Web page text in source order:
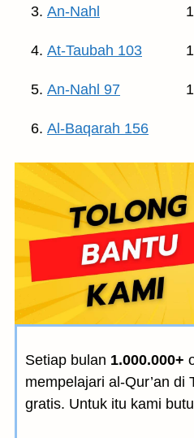
An-Nahl
At-Taubah 103
An-Nahl 97
Al-Baqarah 156
Setiap bulan 1.000.000+
mempelajari al-Qur’an di
gratis. Untuk itu kami